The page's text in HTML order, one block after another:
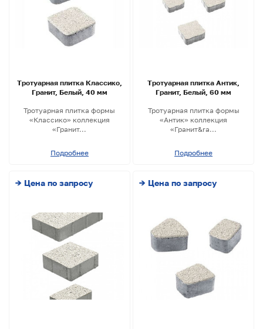
Тротуарная плитка Классико,
Гранит, Белый, 40 мм
Тротуарная плитка формы
«Классико» коллекция
«Гранит...
Подробнее
Тротуарная плитка Антик,
Гранит, Белый, 60 мм
Тротуарная плитка формы
«Антик» коллекция
«Гранит&ra...
Подробнее
→ Цена по запросу → Цена по запросу